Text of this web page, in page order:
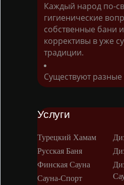
Каждый народ по-
гигиенические
собственные бани
коррективы в уже
традиции.
Существуют
Услуги
Турецкий Хамам
Русская Баня
Финская Сауна
Сауна-Спорт